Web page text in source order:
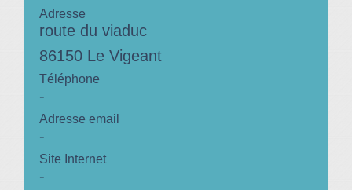
Adresse
route du viaduc
86150 Le Vigeant
Téléphone
-
Adresse email
-
Site Internet
-